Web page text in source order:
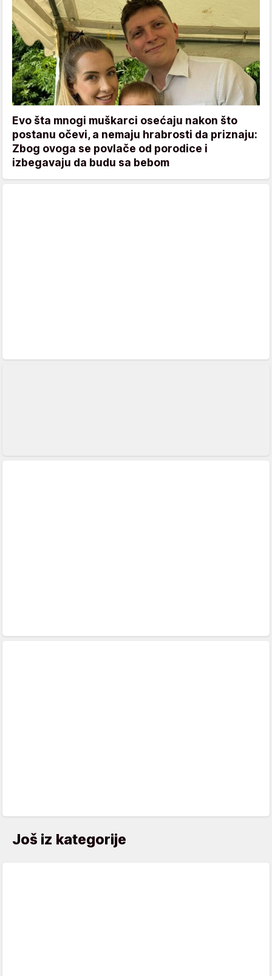
Evo šta mnogi muškarci osećaju nakon što
postanu očevi, a nemaju hrabrosti da priznaju:
Zbog ovoga se povlače od porodice i
izbegavaju da budu sa bebom
Još iz kategorije